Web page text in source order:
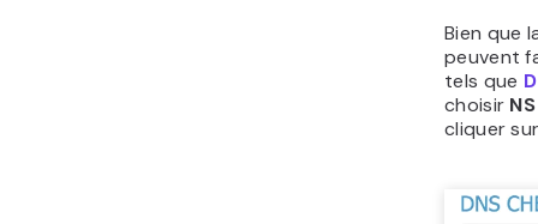
Bien que
peuvent
tels que
choisir
cliquer